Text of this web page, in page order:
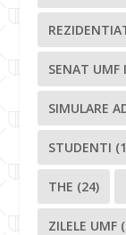
SENAT UMF
SIMULARE
STUDENTI
THE (24)
ZILELE UMF